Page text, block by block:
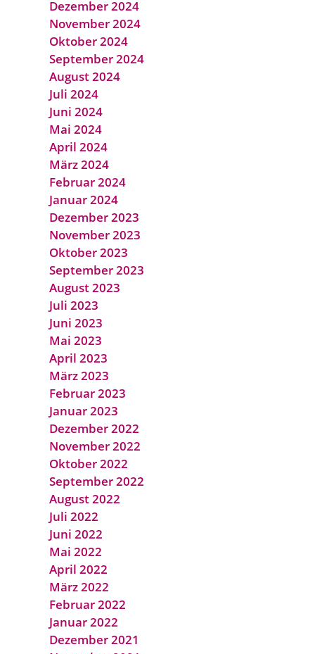
Dezember 2024
November 2024
Oktober 2024
September 2024
August 2024
Juli 2024
Juni 2024
Mai 2024
April 2024
März 2024
Februar 2024
Januar 2024
Dezember 2023
November 2023
Oktober 2023
September 2023
August 2023
Juli 2023
Juni 2023
Mai 2023
April 2023
März 2023
Februar 2023
Januar 2023
Dezember 2022
November 2022
Oktober 2022
September 2022
August 2022
Juli 2022
Juni 2022
Mai 2022
April 2022
März 2022
Februar 2022
Januar 2022
Dezember 2021